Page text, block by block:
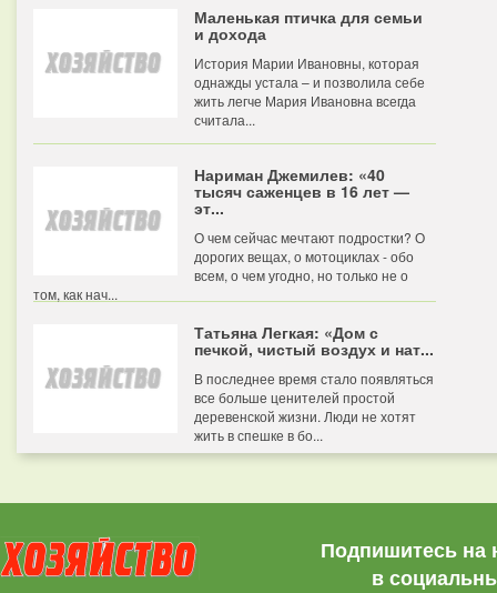
Маленькая птичка для семьи
и дохода
История Марии Ивановны, которая
однажды устала – и позволила себе
жить легче Мария Ивановна всегда
считала...
Нариман Джемилев: «40
тысяч саженцев в 16 лет —
эт...
О чем сейчас мечтают подростки? О
дорогих вещах, о мотоциклах - обо
всем, о чем угодно, но только не о
том, как нач...
Татьяна Легкая: «Дом с
печкой, чистый воздух и нат...
В последнее время стало появляться
все больше ценителей простой
деревенской жизни. Люди не хотят
жить в спешке в бо...
Подпишитесь на
в